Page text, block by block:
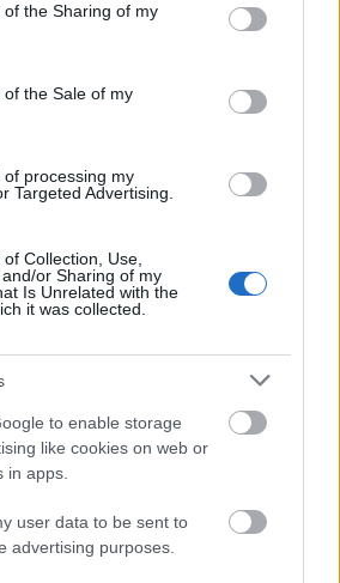
or usage behaviour. You may click to
to Google and its third-party tags to
specified purposes in below Google
the Sharing of my
the Sale of my
processing my
Targeted Advertising.
Collection, Use,
or Sharing of my
Is Unrelated with the
it was collected.
to enable storage
like cookies on web or
in apps.
user data to be sent to
advertising purposes.
nem gondoltuk
a divatba,
megtörténik
mindennél menőbb
ban